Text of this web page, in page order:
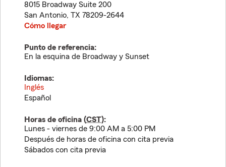
8015 Broadway Suite 200
San Antonio, TX 78209-2644
Cómo llegar
Punto de referencia:
En la esquina de Broadway y Sunset
Idiomas:
Inglés
Español
Horas de oficina (CST):
Lunes - viernes de 9:00 AM a 5:00 PM
Después de horas de oficina con cita previa
Sábados con cita previa